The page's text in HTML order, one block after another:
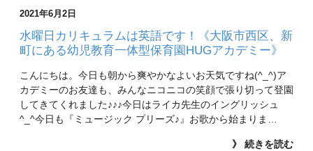
2021年6月2日
水曜日カリキュラムは英語です！《大阪市西区、新
町にある幼児教育一体型保育園HUGアカデミー》
こんにちは。今日も朝から爽やかなよいお天気ですね(^_^)ア
カデミーのお友達も、みんなニコニコの笑顔で張り切って登園
してきてくれました♪♪♪今日はライカ先生のイングリッシュ
^_^今日も『ミュージック プリーズ♪』お歌から始まりま…
》 続きを読む